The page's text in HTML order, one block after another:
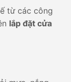
từ các công
lắp đặt cửa